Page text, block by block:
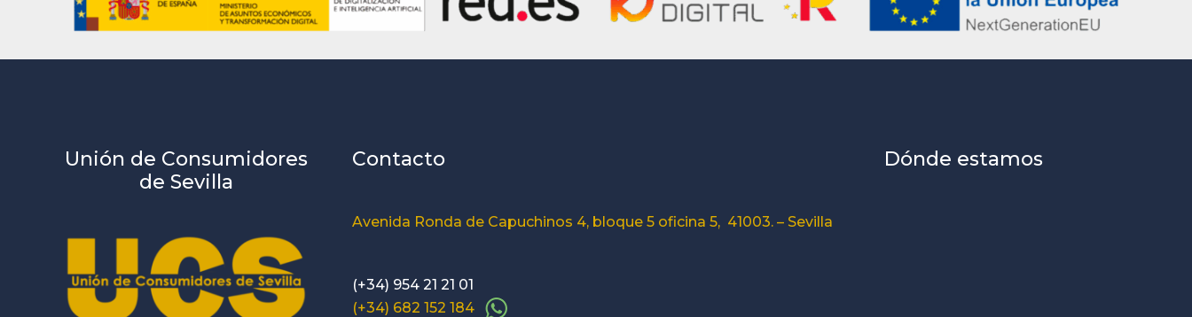
Unión de Consumidores
de Sevilla
Contacto
Avenida Ronda de Capuchinos 4, bloque 5 oficina 5, 41003. – Sevilla
(+34) 954 21 21 01
(+34) 682 152 184
Dónde estamos